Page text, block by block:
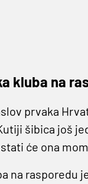
kluba na
prvaka
šibica još
će ona
na rasporedu